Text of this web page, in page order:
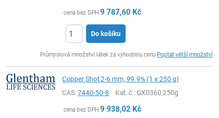
cena bez DPH 9 787,60 Kč
Do košíku
Průmyslová množství látek za výhodnou cenu Poptat větší množství
Copper Shot 2-6 mm, 99.9% (1 x 250 g)
CAS:7440-50-8 Kat. č.: GX0360,250g
cena bez DPH 9 938,02 Kč